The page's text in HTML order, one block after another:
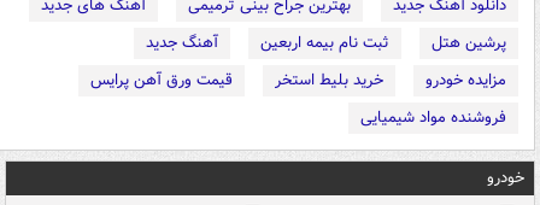
دانلود آهنگ جدید
بهترین جراح بینی ترمیمی
آهنگ های جدید
پرشین هتل
ثبت نام بیمه اربعین
آهنگ جدید
مزایده خودرو
خرید بلیط استخر
قیمت ورق آهن پرایس
فروشنده مواد شیمیایی
خودرو